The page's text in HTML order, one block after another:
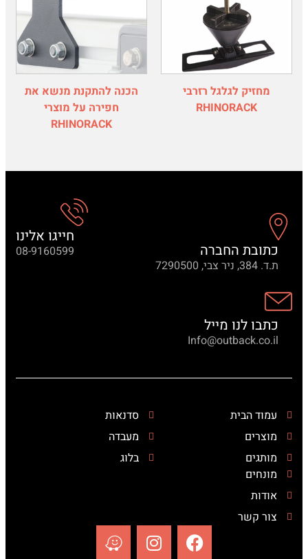
מחזיק לגלגל רזרבי
RHINORACK
הכנה להתקנת מנשא את
חפירה על מוצרי
RHINORACK
כתובת החברה
ת.ד. 384, ניר צבי, 7290500
חייגו אלינו
08-9160599
כתבו לנו מייל
Info@outback.co.il
עמוד הבית
מוצרים
מותגים
סדנאות
מעבדה
בלוג
מונחים
אודות
צור קשר